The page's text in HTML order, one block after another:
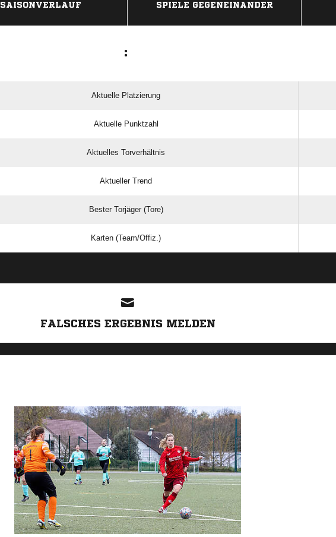
SAISONVERLAUF SPIELE GEGENEINANDER
:
Aktuelle Platzierung
Aktuelle Punktzahl
Aktuelles Torverhältnis
Aktueller Trend
Bester Torjäger (Tore)
Karten (Team/Offiz.)
FALSCHES ERGEBNIS MELDEN